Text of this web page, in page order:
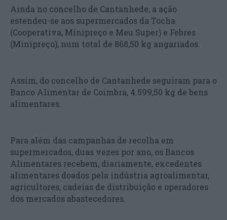
Ainda no concelho de Cantanhede, a ação
estendeu-se aos supermercados da Tocha
(Cooperativa, Minipreço e Meu Super) e Febres
(Minipreço), num total de 868,50 kg angariados.
Assim, do concelho de Cantanhede seguiram para o
Banco Alimentar de Coimbra, 4.599,50 kg de bens
alimentares.
Para além das campanhas de recolha em
supermercados, duas vezes por ano, os Bancos
Alimentares recebem, diariamente, excedentes
alimentares doados pela indústria agroalimentar,
agricultores, cadeias de distribuição e operadores
dos mercados abastecedores.